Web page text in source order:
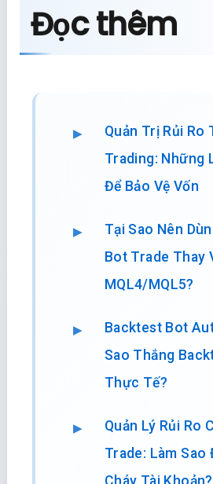
Chỉ dùng Bot khi bạn
thắng
Khóa học liên quan:
Đọc thêm
Trading: Những
Để Bảo Vệ Vốn